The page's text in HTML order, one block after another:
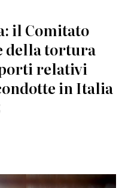
il Comitato
della tortura
relativi
in Italia